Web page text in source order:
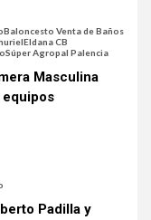
Baloncesto Venta de Baños
Eldana CB
Súper Agropal Palencia
Masculina
Padilla y